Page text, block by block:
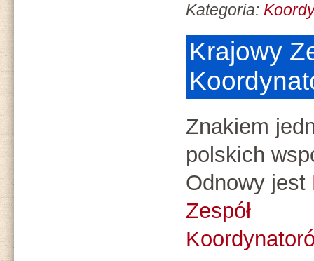
Kategoria:
Krajowy
Znakiem
polskich
Odnowy jest
Zespół